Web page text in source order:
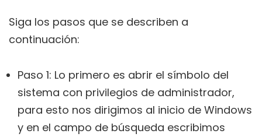
Siga los pasos que se describen a
continuación:
Paso 1: Lo primero es abrir el símbolo del
sistema con privilegios de administrador,
para esto nos dirigimos al inicio de Windows
y en el campo de búsqueda escribimos